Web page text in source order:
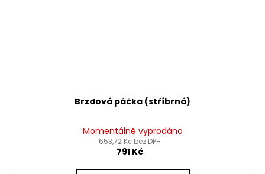
Brzdová páčka (stříbrná)
Momentálně vyprodáno
653,72 Kč bez DPH
791 Kč